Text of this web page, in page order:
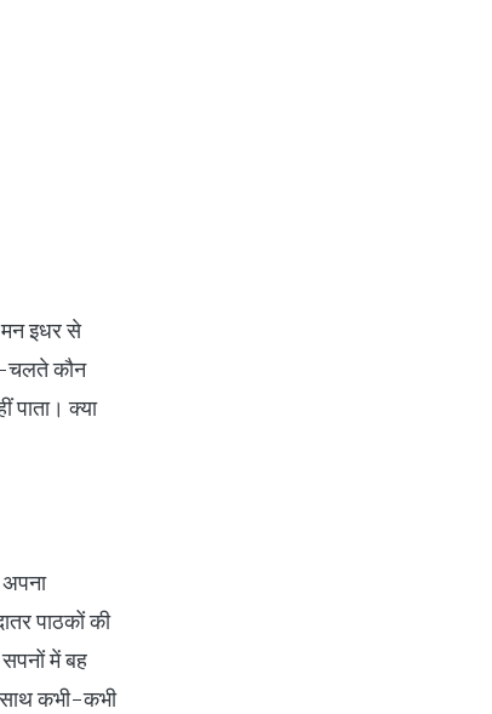
इधर से
चलते कौन
पाता। क्या
पाठकों की
में बह
साथ कभी-कभी